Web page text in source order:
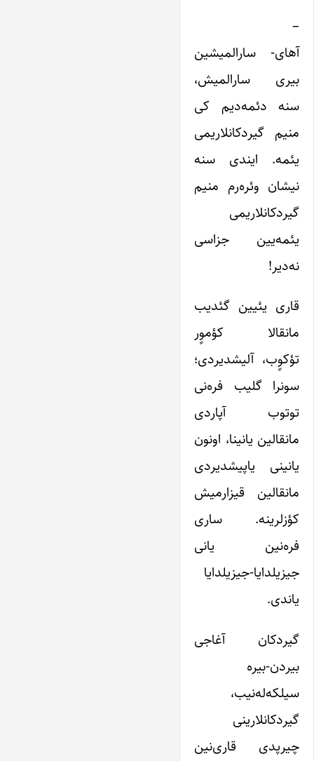
–
آهای- سارالمیشین
بیری سارالمیش،
سنه دئمه‌دیم کی
منیم گیردکانلاریمی
یئمه. ایندی سنه
نیشان وئره‌رم منیم
گیردکانلاریمی
یئمه‌یین جزاسی
نه‌دیر‍!
قاری یئیین گئدیب
مانقالا کؤموٍر
تؤکوٍب، آلیشدیردی؛
سونرا گلیب فره‌نی
توتوب آپاردی
مانقالین یانینا، اونون
یانینی یاپیشدیردی
مانقالین قیزارمیش
کؤزلرینه. ساری
فره‌نین یانی
جیزیلدایا-جیزیلدایا
یاندی.
گیردکان آغاجی
بیردن-بیره
سیلکه‌له‌نیب،
گیردکانلارینی
چیرپدی قاری‌نین